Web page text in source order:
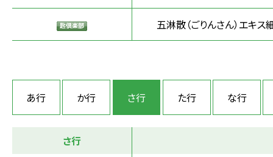
五淋散（ごりんさん）エキス
あ行 か行 さ行 た行 な行
さ行